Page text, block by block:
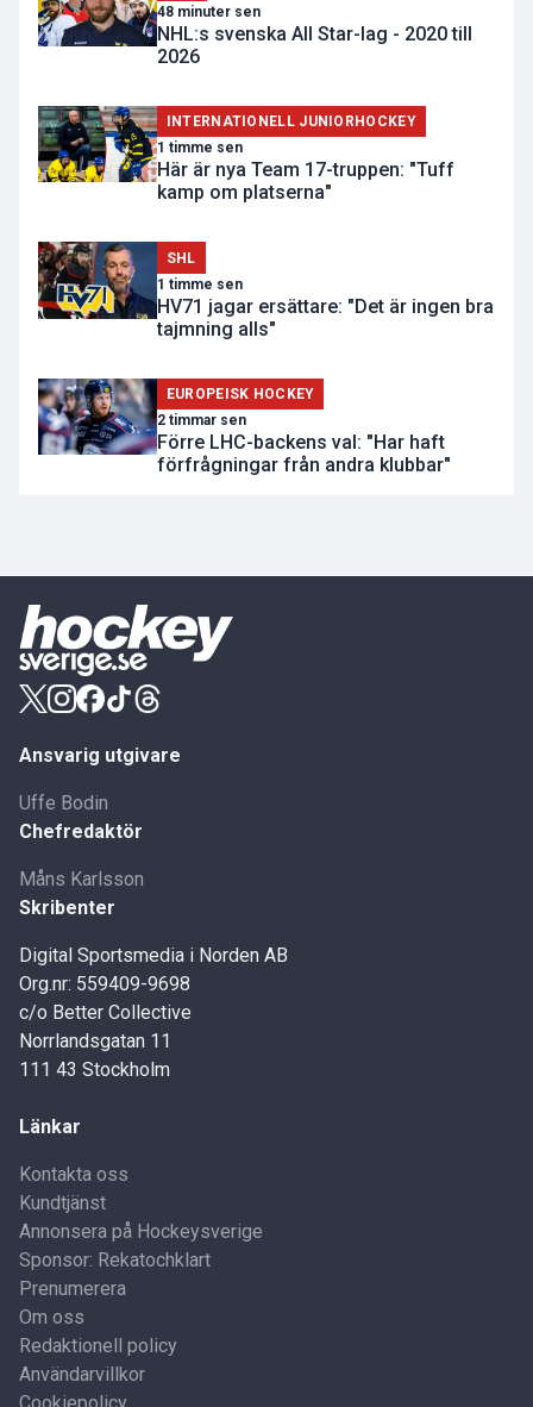
48 minuter sen
NHL:s svenska All Star-lag - 2020 till
2026
INTERNATIONELL JUNIORHOCKEY
1 timme sen
Här är nya Team 17-truppen: "Tuff
kamp om platserna"
SHL
1 timme sen
HV71 jagar ersättare: "Det är ingen bra
tajmning alls"
EUROPEISK HOCKEY
2 timmar sen
Förre LHC-backens val: "Har haft
förfrågningar från andra klubbar"
Ansvarig utgivare
Uffe Bodin
Chefredaktör
Måns Karlsson
Skribenter
Digital Sportsmedia i Norden AB
Org.nr: 559409-9698
c/o Better Collective
Norrlandsgatan 11
111 43 Stockholm
Länkar
Kontakta oss
Kundtjänst
Annonsera på Hockeysverige
Sponsor: Rekatochklart
Prenumerera
Om oss
Redaktionell policy
Användarvillkor